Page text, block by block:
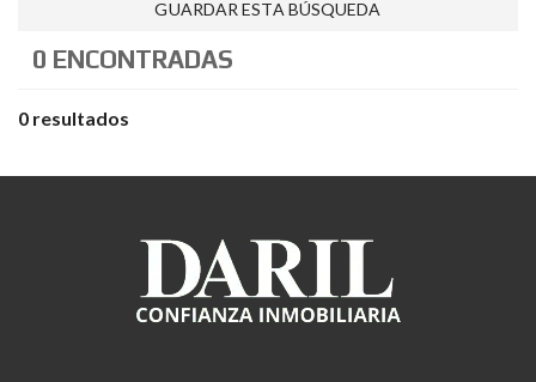
GUARDAR ESTA BÚSQUEDA
0 ENCONTRADAS
0 resultados